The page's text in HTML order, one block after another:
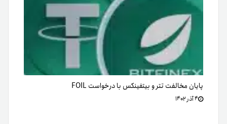
پایان مخالفت تتر و بیتفینکس با درخواست FOIL
۴ آذر ۱۴۰۲